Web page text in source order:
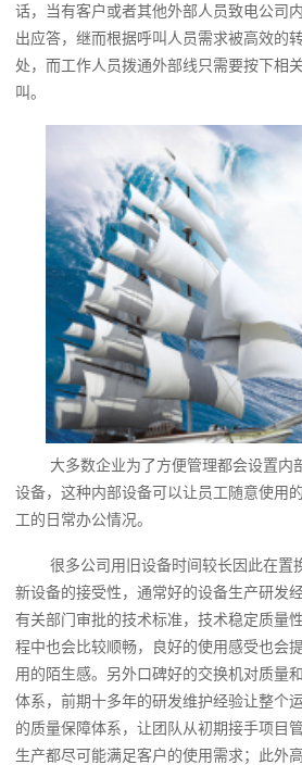
话，当有客户或者其他外部人员致电公司
出应答，继而根据呼叫人员需求被高效的
处，而工作人员拨通外部线只需要按下相
叫。
大多数企业为了方便管理都会设置内
设备，这种内部设备可以让员工随意使用
工的日常办公情况。
很多公司用旧设备时间较长因此在置
新设备的接受性，通常好的设备生产研发
有关部门审批的技术标准，技术稳定质量
程中也会比较顺畅，良好的使用感受也会
用的陌生感。另外口碑好的交换机对质量
体系，前期十多年的研发维护经验让整个
的质量保障体系，让团队从初期接手项目
生产都尽可能满足客户的使用需求；此外